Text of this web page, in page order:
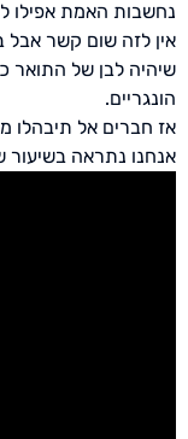
נחשבות האמת אפילו
אין לזה שום קשר אבל
שיהיה לבן של התואר
הונגריים.
אז חברים אל תיבהלו
אנחנו נתראה בשיעור